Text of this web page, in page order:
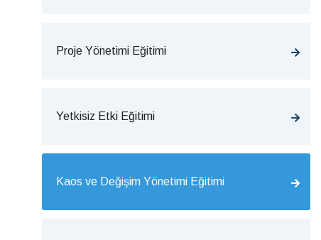
Proje Yönetimi Eğitimi
Yetkisiz Etki Eğitimi
Kaos ve Değişim Yönetimi Eğitimi